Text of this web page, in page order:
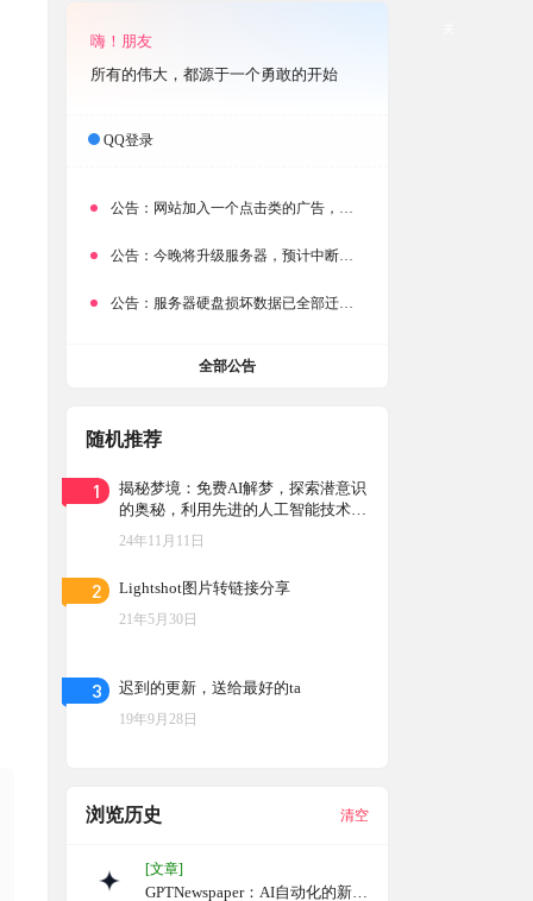
嗨！朋友
所有的伟大，都源于一个勇敢的开始
QQ登录
公告： 网站加入一个点击类的广告，大家点击下载按钮需要注意
公告： 今晚将升级服务器，预计中断时常为1分钟
公告： 服务器硬盘损坏数据已全部迁移备份，网站恢复完成！
全部公告
随机推荐
1
揭秘梦境：免费AI解梦，探索潜意识
的奥秘，利用先进的人工智能技术提
供梦境解析和分析服务，帮助用户理
解梦境的含义，探索潜意识思维
24年11月11日
2 Lightshot图片转链接分享
21年5月30日
3 迟到的更新，送给最好的ta
19年9月28日
浏览历史 清空
[文章]
GPTNewspaper：AI自动化的新闻